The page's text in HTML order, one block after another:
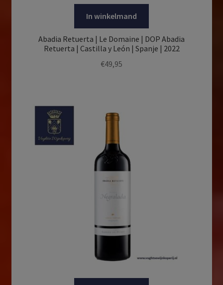
In winkelmand
Abadia Retuerta | Le Domaine | DOP Abadia
Retuerta | Castilla y León | Spanje | 2022
€49,95